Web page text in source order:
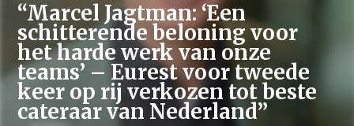
“Marcel Jagtman: ‘Een
schitterende beloning voor
het harde werk van onze
teams’ – Eurest voor tweede
keer op rij verkozen tot beste
cateraar van Nederland”